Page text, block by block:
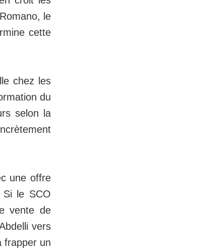
le
cette
chez les
du
selon la
une offre
Si le SCO
vente de
vers
frapper un